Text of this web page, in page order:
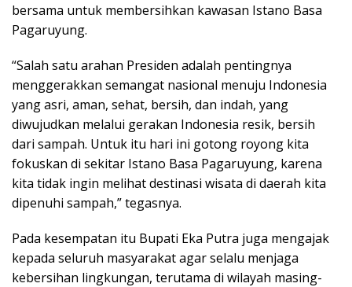
bersama untuk membersihkan kawasan Istano Basa
Pagaruyung.
“Salah satu arahan Presiden adalah pentingnya
menggerakkan semangat nasional menuju Indonesia
yang asri, aman, sehat, bersih, dan indah, yang
diwujudkan melalui gerakan Indonesia resik, bersih
dari sampah. Untuk itu hari ini gotong royong kita
fokuskan di sekitar Istano Basa Pagaruyung, karena
kita tidak ingin melihat destinasi wisata di daerah kita
dipenuhi sampah,” tegasnya.
Pada kesempatan itu Bupati Eka Putra juga mengajak
kepada seluruh masyarakat agar selalu menjaga
kebersihan lingkungan, terutama di wilayah masing-